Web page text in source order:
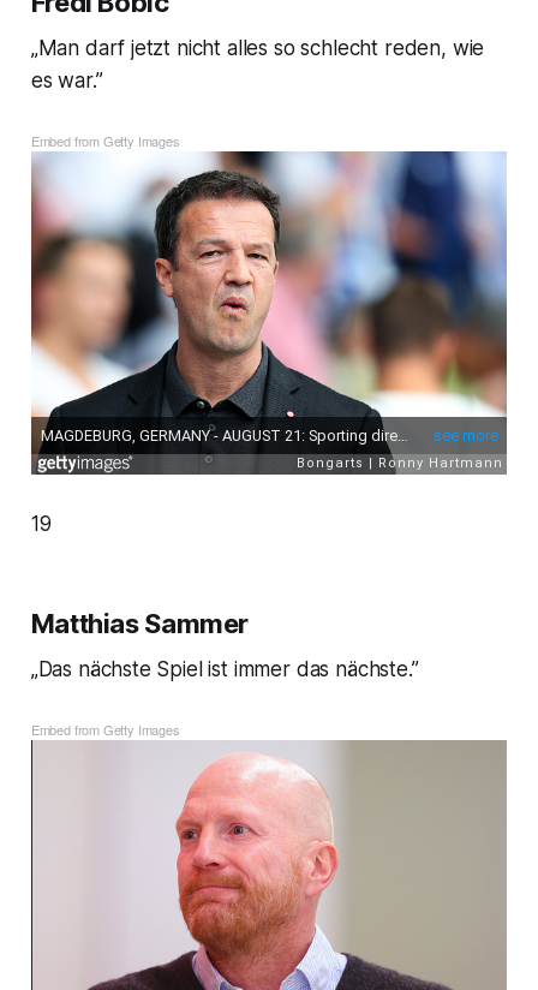
„Man darf jetzt nicht alles so schlecht reden, wie
es war.”
Embed from Getty Images
19
Matthias Sammer
„Das nächste Spiel ist immer das nächste.”
Embed from Getty Images